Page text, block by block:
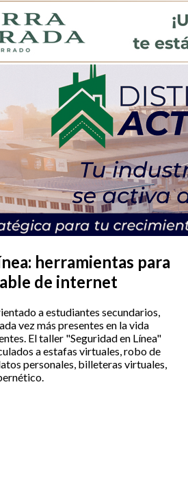
herramientas para
de internet
a estudiantes secundarios,
vez más presentes en la vida
El taller "Seguridad en Línea"
a estafas virtuales, robo de
personales, billeteras virtuales,